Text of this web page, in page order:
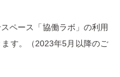
ペース「協働ラボ」の利用
す。（2023年5月以降のご